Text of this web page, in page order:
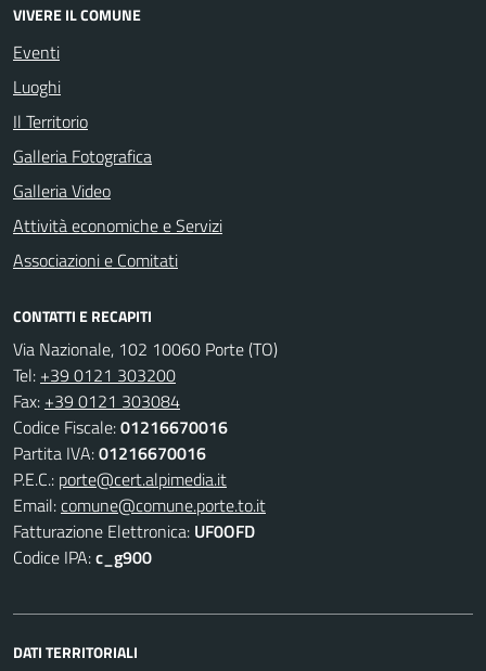
VIVERE IL COMUNE
Eventi
Luoghi
Il Territorio
Galleria Fotografica
Galleria Video
Attività economiche e Servizi
Associazioni e Comitati
CONTATTI E RECAPITI
Via Nazionale, 102 10060 Porte (TO)
Tel: +39 0121 303200
Fax: +39 0121 303084
Codice Fiscale:01216670016
Partita IVA:01216670016
P.E.C.: porte@cert.alpimedia.it
Email:comune@comune.porte.to.it
Fatturazione Elettronica: UF0OFD
Codice IPA:c_g900
DATI TERRITORIALI